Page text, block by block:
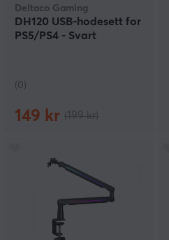
Deltaco Gaming
DH120 USB-hodesett for
PS5/PS4 - Svart
(0)
149 kr